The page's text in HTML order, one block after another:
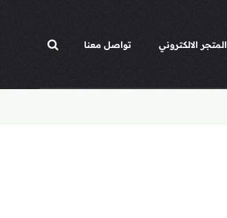
المتجر الالكتروني تواصل معنا